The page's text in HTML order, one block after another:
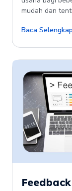
mudah dan
Baca